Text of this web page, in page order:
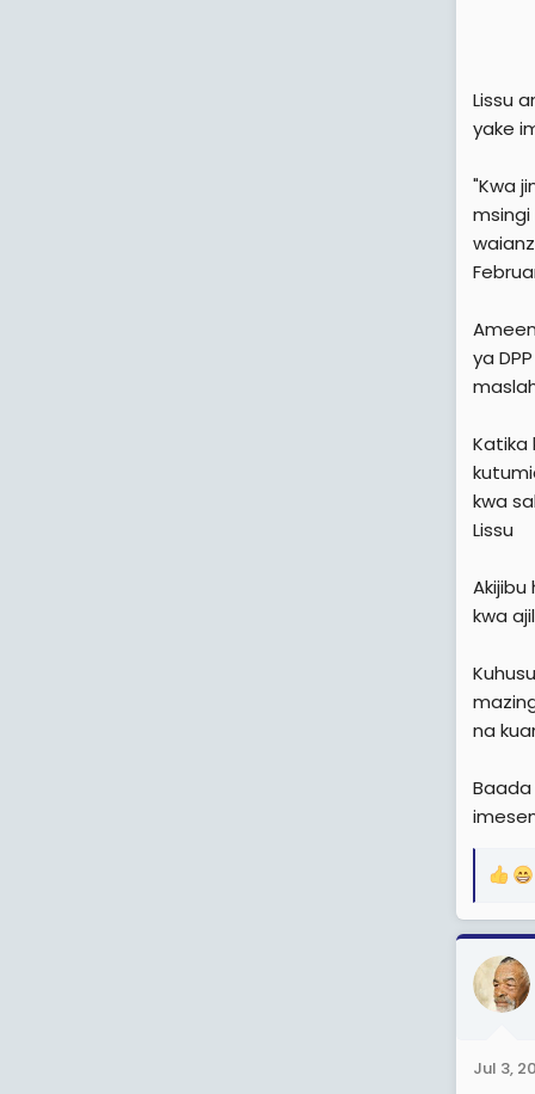
Lissu
yake
"Kwa
msingi
ya
Katika
kwa
Lissu
kwa
na
Baada
R
a
c
t
i
s
Jul 3,